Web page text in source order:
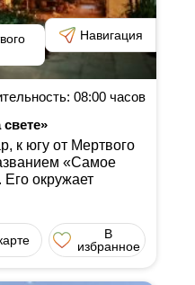
Навигация
: 08:00часов
к югу от Мертвого
«Самое
Его окружает
В
избранное